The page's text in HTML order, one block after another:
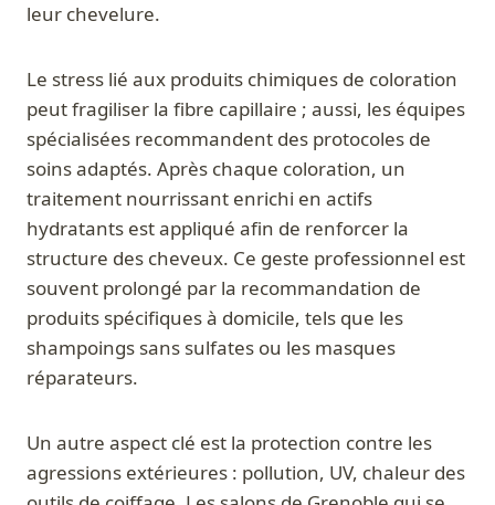
leur chevelure.
Le stress lié aux produits chimiques de coloration
peut fragiliser la fibre capillaire ; aussi, les équipes
spécialisées recommandent des protocoles de
soins adaptés. Après chaque coloration, un
traitement nourrissant enrichi en actifs
hydratants est appliqué afin de renforcer la
structure des cheveux. Ce geste professionnel est
souvent prolongé par la recommandation de
produits spécifiques à domicile, tels que les
shampoings sans sulfates ou les masques
réparateurs.
Un autre aspect clé est la protection contre les
agressions extérieures : pollution, UV, chaleur des